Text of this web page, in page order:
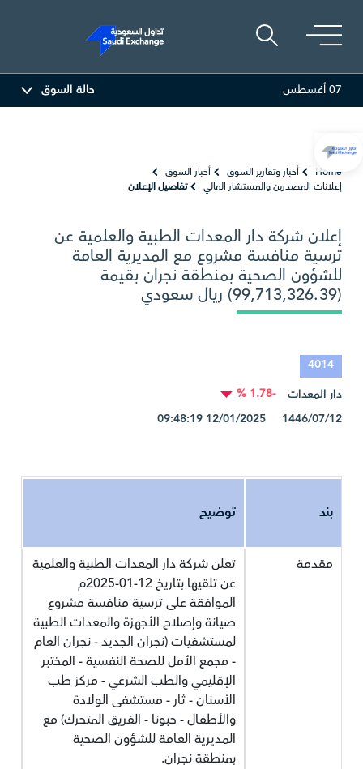
07 أغسطس حالة السوق
Home أخبار وتقارير السوق
أخبار السوق
إعلانات المصدرين والمستشار المالي
تفاصيل الإعلان
إعلان شركة دار المعدات الطبية والعلمية عن
ترسية منافسة مشروع مع المديرية العامة
للشؤون الصحية بمنطقة نجران بقيمة
(99,713,326.39) ريال سعودي
4014
دار المعدات
-1.78 %
1446/07/12 12/01/2025 09:48:19
بند توضيح
مقدمة
تعلن شركة دار المعدات الطبية والعلمية
عن تلقيها بتاريخ 12-01-2025م
الموافقة على ترسية منافسة مشروع
صيانة وإصلاح الأجهزة والمعدات الطبية
لمستشفيات (نجران الجديد - نجران العام
- مجمع الأمل للصحة النفسية - المختبر
الإقليمي والطب الشرعي - مركز طب
الأسنان - ثار - مستشفى الولادة
والأطفال - حبونا - الفريق المتحرك) مع
المديرية العامة للشؤون الصحية
بمنطقة نجران.